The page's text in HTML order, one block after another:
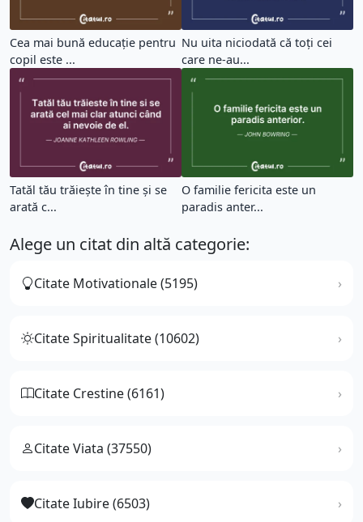
Cea mai bună educație pentru
copil este ...
Nu uita niciodată că toți cei
care ne-au...
Tatăl tău trăiește în tine și se
arată c...
O familie fericita este un
paradis anter...
Alege un citat din altă categorie:
Citate Motivationale (5195)
Citate Spiritualitate (10602)
Citate Crestine (6161)
Citate Viata (37550)
Citate Iubire (6503)